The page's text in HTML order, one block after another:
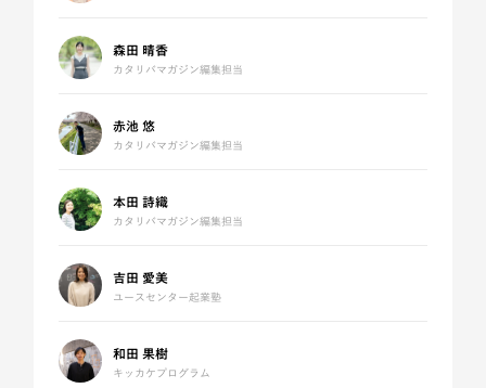
森田 晴香
カタリバマガジン編集担当
赤池 悠
カタリバマガジン編集担当
本田 詩織
カタリバマガジン編集担当
吉田 愛美
ユースセンター起業塾
和田 果樹
キッカケプログラム